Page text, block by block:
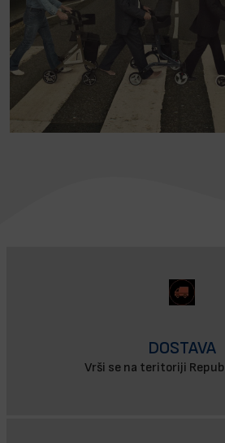
DOSTAVA
Vrši se na teritoriji